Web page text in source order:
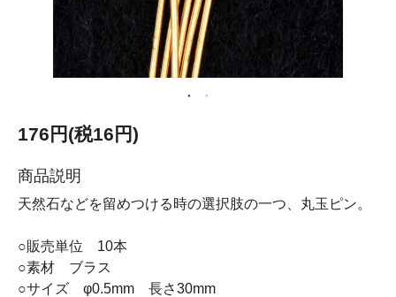
176円(税16円)
商品説明
天然石などを留めつける時の選択肢の一つ、丸玉ピン。
○販売単位 10本
○素材 ブラス
○サイズ φ0.5mm 長さ30mm